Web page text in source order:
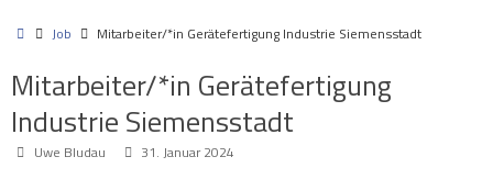
StartJob Mitarbeiter/*in Gerätefertigung Industrie Siemensstadt
Mitarbeiter/*in Gerätefertigung
Industrie Siemensstadt
Uwe Bludau 31. Januar 2024